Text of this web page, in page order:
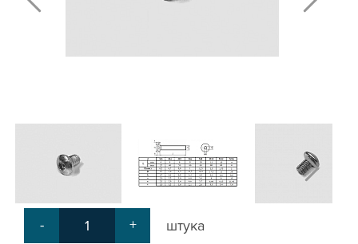
ВНУТРЕННИЕ УГЛОВЫЕ СОЕДИНИТЕЛИ
АДДИТИВНЫЕ ТОВАРЫ
ОБЩЕСТРОИТЕЛЬНЫЙ ПРОФИЛЬ
ЛИНЕЙНЫЕ СОЕДИНИТЕЛИ
ДОПОЛНИТЕЛЬНАЯ ОБРАБОТКА
ПАРАЛЛЕЛЬНЫЕ СОЕДИНИТЕЛИ
ПРОМЫШЛЕННАЯ МЕБЕЛЬ
- + штука